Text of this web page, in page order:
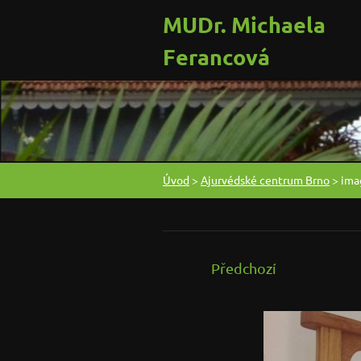
MUDr. Michaela
Ferancová
Úvod > Ajurvédské centrum Brno >
Předchozí